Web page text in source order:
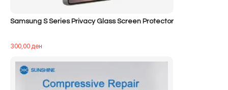
Samsung S Series Privacy Glass Screen Protector
300,00ден